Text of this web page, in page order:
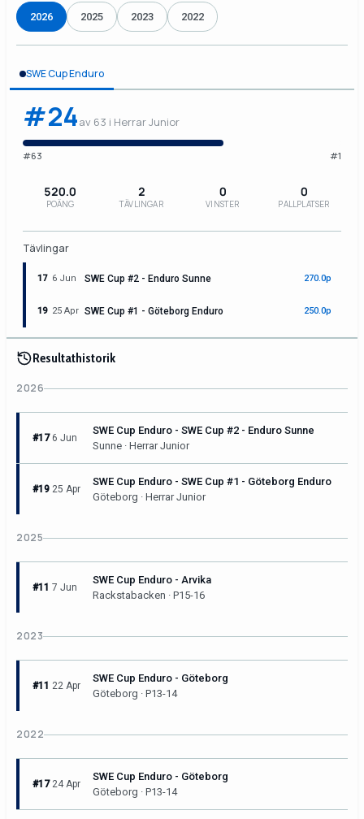
2026 2025 2023 2022
SWE Cup Enduro
#24av 63 i Herrar Junior
#63 #1
520.0
POÄNG
2
TÄVLINGAR
0
VINSTER
0
PALLPLATSER
Tävlingar
17 6 Jun SWE Cup #2 - Enduro Sunne 270.0p
19 25 Apr SWE Cup #1 - Göteborg Enduro 250.0p
Resultathistorik
2026
#17 6 Jun
SWE Cup Enduro - SWE Cup #2 - Enduro Sunne
Sunne · Herrar Junior
#19 25 Apr
SWE Cup Enduro - SWE Cup #1 - Göteborg Enduro
Göteborg · Herrar Junior
2025
#11 7 Jun
SWE Cup Enduro - Arvika
Rackstabacken · P15-16
2023
#11 22 Apr
SWE Cup Enduro - Göteborg
Göteborg · P13-14
2022
#17 24 Apr
SWE Cup Enduro - Göteborg
Göteborg · P13-14